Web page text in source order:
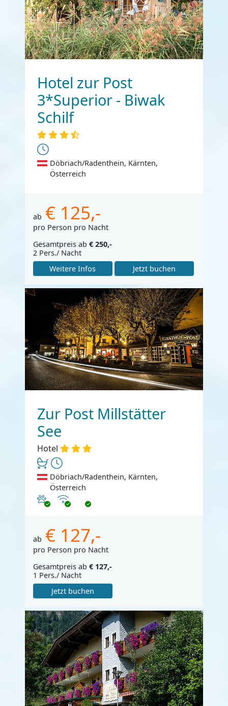
Hotel zur Post
3*Superior - Biwak
Schilf
Döbriach/Radenthein, Kärnten,
Österreich
ab € 125,-
pro Person pro Nacht
Gesamtpreis ab € 250,-
2 Pers./ Nacht
Weitere Infos
Jetzt buchen
Zur Post Millstätter
See
Hotel
Döbriach/Radenthein, Kärnten,
Österreich
Haustiere erlaubt
Internet
ab € 127,-
pro Person pro Nacht
Gesamtpreis ab € 127,-
1 Pers./ Nacht
Jetzt buchen